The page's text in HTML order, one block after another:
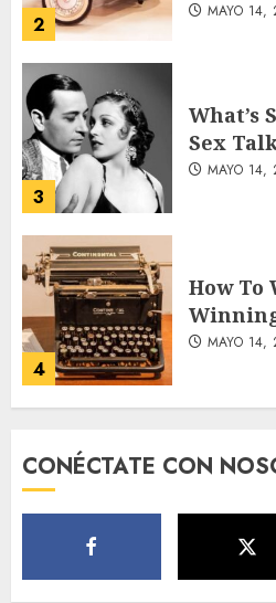
2
MAYO 14,
3
What’s
Sex
MAYO 14,
4
How To
MAYO 14,
How
MAYO 14,
CONÉCTATE CON